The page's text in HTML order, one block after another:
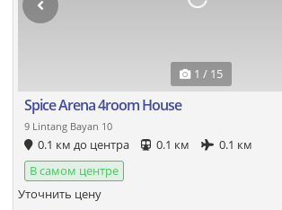
1 / 15
Spice Arena 4room House
9 Lintang Bayan 10
0.1 км до центра 0.1 км
0.1 км
В самом центре
Уточнить цену